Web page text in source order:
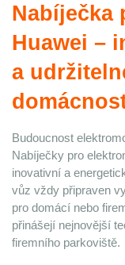
Nabíječka
Huawei –
a
Budoucnost
Nabíječky pro
inovativní a
vůz vždy připraven
pro domácí nebo
přinášejí nejnovější
firemního parkoviště.